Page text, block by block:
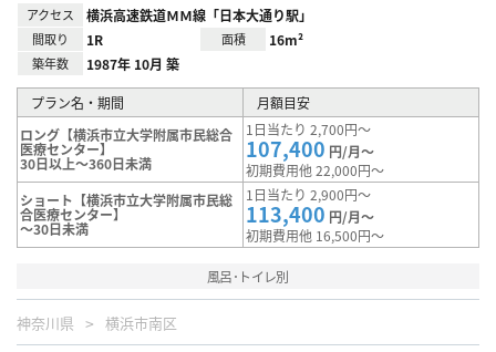
アクセス 横浜高速鉄道ＭＭ線「日本大通り駅」
間取り 1R 面積 16m²
築年数 1987年 10月 築
プラン名・期間
月額目安
ロング【横浜市立大学附属市民総合
医療センター】
30日以上～360日未満
1日当たり 2,700円～
107,400 円/月～
初期費用他 22,000円～
ショート【横浜市立大学附属市民総
合医療センター】
～30日未満
1日当たり 2,900円～
113,400 円/月～
初期費用他 16,500円～
風呂･トイレ別
神奈川県 横浜市南区